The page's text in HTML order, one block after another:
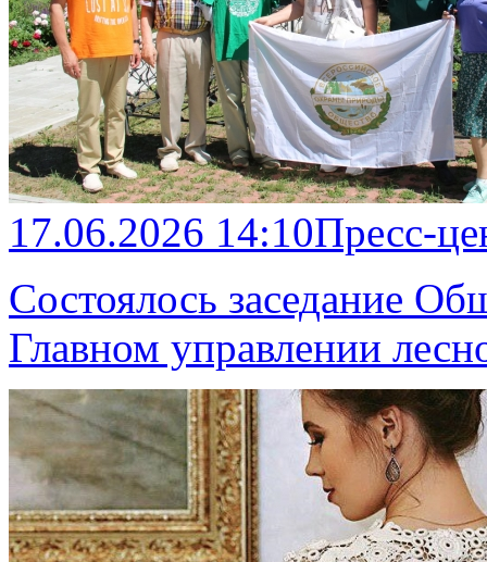
17.06.2026 14:10Пресс-
Состоялось заседание
Главном управлении